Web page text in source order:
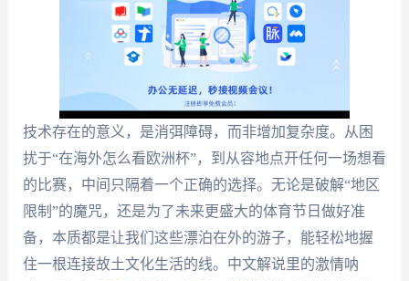
技术存在的意义，是消弭障碍，而非增加复杂度。从困
扰于“在海外怎么看欧洲杯”，到从容地点开任何一场想看
的比赛，中间只隔着一个正确的选择。无论是破解“地区
限制”的魔咒，还是为了未来更盛大的体育节日做好准
备，本质都是让我们这些漂泊在外的游子，能轻松地握
住一根连接故土文化生活的线。中文解说里的激情呐